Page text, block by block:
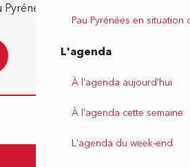
Pau Pyrénées en situation
L'agenda
À l'agenda aujourd'hui
À l'agenda cette semaine
L'agenda du week-end
Tourisme.